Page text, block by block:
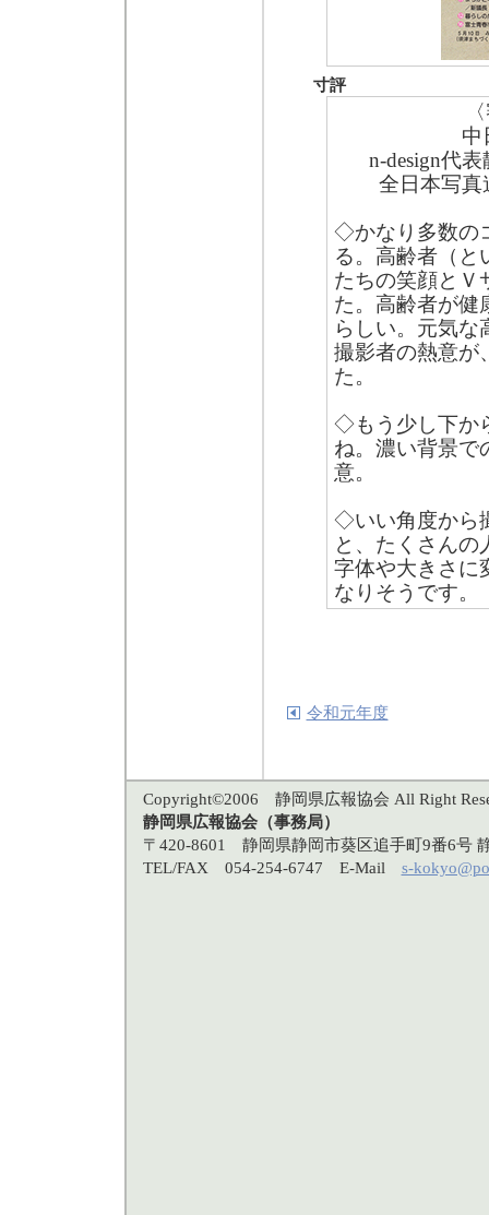
寸評
n-design代
全日本写
◇かなり多数の
る。高齢者（と
たちの笑顔とＶ
た。高齢者が健
らしい。元気な
撮影者の熱意が
た。
◇もう少し下か
ね。濃い背景で
意。
◇いい角度から
と、たくさんの
字体や大きさに
なりそうです。
令和元年度
Copyright©2006 静岡県広報協会 All Right
静岡県広報協会（事務局）
〒420-8601 静岡県静岡市葵区追手町9番6号
TEL/FAX 054-254-6747 E-Mail s-